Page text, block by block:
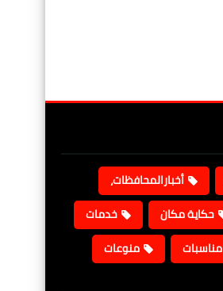
أخبارالمحافظات،
حكاية مكان
خدمات
مناسبات منوعات